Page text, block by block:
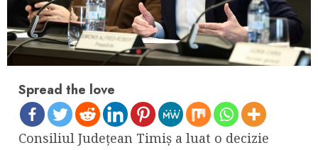
Spread the love
Consiliul Județean Timiș a luat o decizie